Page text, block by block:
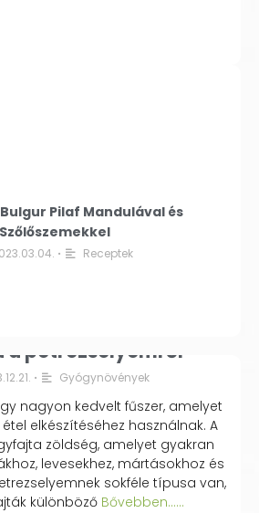
Pilaf Mandulával és
Szőlőszemekkel
• Receptek
a petrezselyemről
• Gyógynövények
nagyon kedvelt fűszer, amelyet
elkészítéséhez használnak. A
zöldség, amelyet gyakran
levesekhez, mártásokhoz és
sokféle típusa van,
különbözőBővebben...…